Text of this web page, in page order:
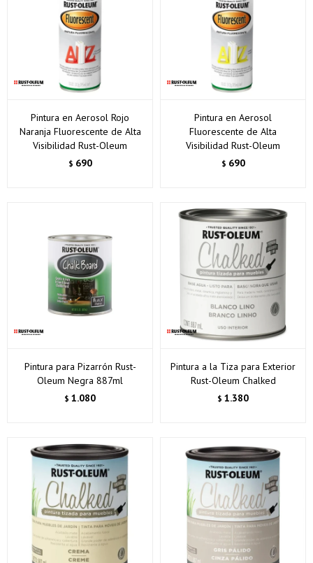
Pintura en Aerosol Rojo
Naranja Fluorescente de Alta
Visibilidad Rust-Oleum
$ 690
Pintura en Aerosol
Fluorescente de Alta
Visibilidad Rust-Oleum
$ 690
Pintura para Pizarrón Rust-
Oleum Negra 887ml
$ 1.080
Pintura a la Tiza para Exterior
Rust-Oleum Chalked
$ 1.380